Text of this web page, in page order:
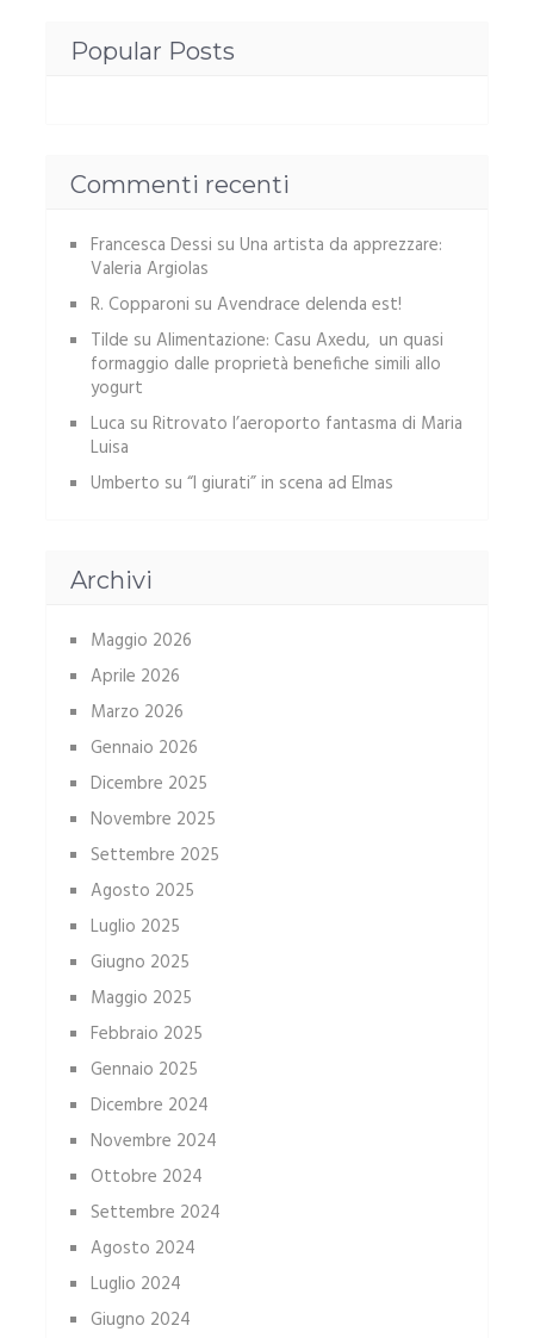
Popular Posts
Commenti recenti
Francesca Dessi su Una artista da apprezzare:
Valeria Argiolas
R. Copparoni su Avendrace delenda est!
Tilde su Alimentazione: Casu Axedu, un quasi
formaggio dalle proprietà benefiche simili allo
yogurt
Luca su Ritrovato l’aeroporto fantasma di Maria
Luisa
Umberto su “I giurati” in scena ad Elmas
Archivi
Maggio 2026
Aprile 2026
Marzo 2026
Gennaio 2026
Dicembre 2025
Novembre 2025
Settembre 2025
Agosto 2025
Luglio 2025
Giugno 2025
Maggio 2025
Febbraio 2025
Gennaio 2025
Dicembre 2024
Novembre 2024
Ottobre 2024
Settembre 2024
Agosto 2024
Luglio 2024
Giugno 2024